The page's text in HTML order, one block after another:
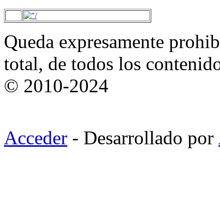
Queda expresamente
total, de todos los
© 2010-2024
Acceder - Desarrollado por